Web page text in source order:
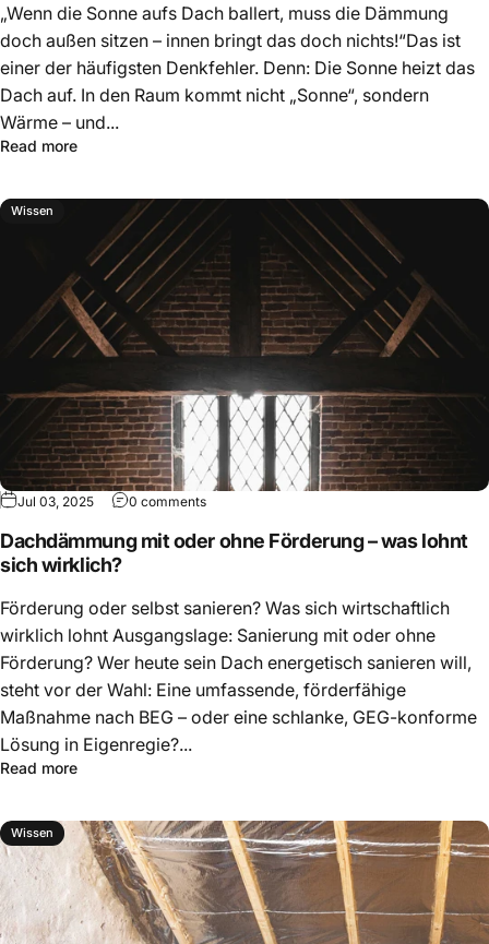
„Wenn die Sonne aufs Dach ballert, muss die Dämmung
doch außen sitzen – innen bringt das doch nichts!“Das ist
einer der häufigsten Denkfehler. Denn: Die Sonne heizt das
Dach auf. In den Raum kommt nicht „Sonne“, sondern
Wärme – und...
Read more
Wissen
Jul 03, 2025 0 comments
Dachdämmung mit oder ohne Förderung – was lohnt
sich wirklich?
Förderung oder selbst sanieren? Was sich wirtschaftlich
wirklich lohnt Ausgangslage: Sanierung mit oder ohne
Förderung? Wer heute sein Dach energetisch sanieren will,
steht vor der Wahl: Eine umfassende, förderfähige
Maßnahme nach BEG – oder eine schlanke, GEG-konforme
Lösung in Eigenregie?...
Read more
Wissen